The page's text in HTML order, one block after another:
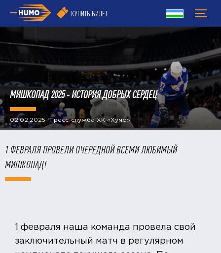
КУПИТЬ БИЛЕТ
МИШКОПАД 2025 - ИСТОРИЯ ДОБРЫХ СЕРДЕЦ
02.02.2025 Пресс-служба ХК «Хумо»
1 ФЕВРАЛЯ ПРОВЕЛИ ОЧЕРЕДНОЙ ВСЕМИ ЛЮБИМЫЙ
МИШКОПАД!
1 февраля наша команда провела свой
заключительный матч в регулярном